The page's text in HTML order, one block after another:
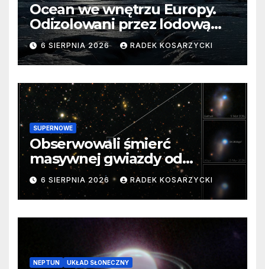
Ocean we wnętrzu Europy.
Odizolowani przez lodową
barierę
6 SIERPNIA 2026 RADEK KOSARZYCKI
SUPERNOWE
Obserwowali śmierć
masywnej gwiazdy od
samego początku. Niezwykle
cenne dane
6 SIERPNIA 2026 RADEK KOSARZYCKI
NEPTUN UKŁAD SŁONECZNY